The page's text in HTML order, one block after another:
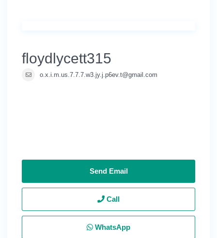
floydlycett315
o.x.i.m.us.7.7.7.w3.jy.j.p6ev.t@gmail.com
Send Email
Call
WhatsApp